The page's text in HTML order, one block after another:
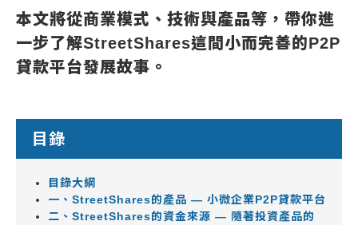
本文將從商業模式、技術與產品等，帶你進
一步了解StreetShares這間小而完善的P2P
貸款平台發展故事。
目錄
目錄大綱
一、StreetShares的產品 — 小微企業P2P貸款平台
二、StreetShares的資金來源 — 隨著投資產品的